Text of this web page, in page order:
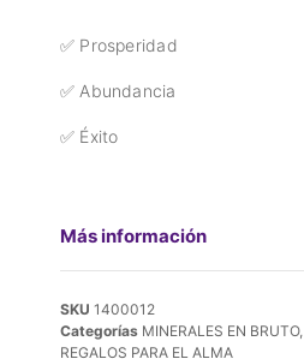
✅ Prosperidad
✅ Abundancia
✅ Éxito
Más información
SKU 1400012
Categorías MINERALES EN BRUTO,
REGALOS PARA EL ALMA